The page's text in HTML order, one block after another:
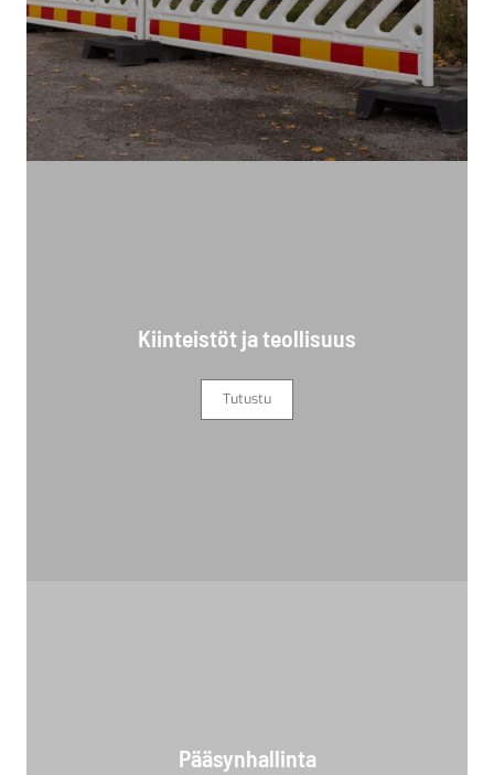
Kiinteistöt ja teollisuus
Tutustu
Pääsynhallinta